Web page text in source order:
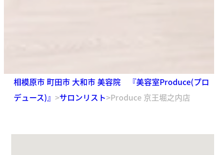
相模原市 町田市 大和市 美容院 『美容室Produce(プロ
デュース)』 >サロンリスト>Produce 京王堀之内店